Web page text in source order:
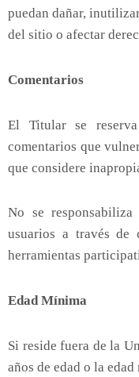
puedan dañar,
del sitio o afectar
Comentarios
El Titular se
comentarios que
que considere
No se
usuarios a través de
herramientas
Edad Mínima
Si reside fuera de la
años de edad o la